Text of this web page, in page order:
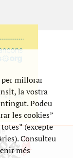
per millorar
la vostra
Podeu
les cookies”
(excepte
Consulteu
més